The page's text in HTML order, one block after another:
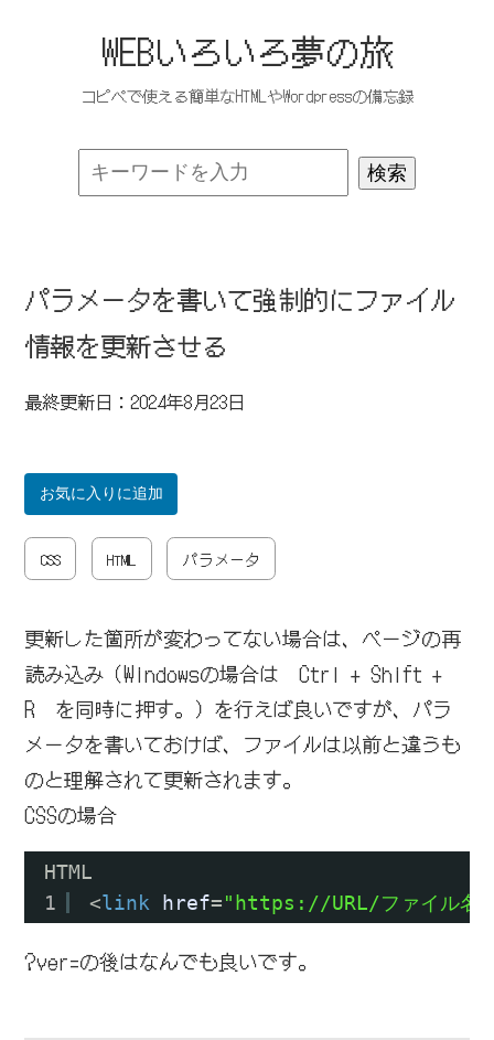
WEBいろいろ夢の旅
コピペで使える簡単なHTMLやWordpressの備忘録
パラメータを書いて強制的にファイル
情報を更新させる
最終更新日：2024年8月23日
お気に入りに追加
CSS HTML パラメータ
更新した箇所が変わってない場合は、ページの再
読み込み（Windowsの場合は Ctrl + Shift +
R を同時に押す。）を行えば良いですが、パラ
メータを書いておけば、ファイルは以前と違うも
のと理解されて更新されます。
CSSの場合
HTML
1
<link href=" https://URL/ファイル
?ver=の後はなんでも良いです。